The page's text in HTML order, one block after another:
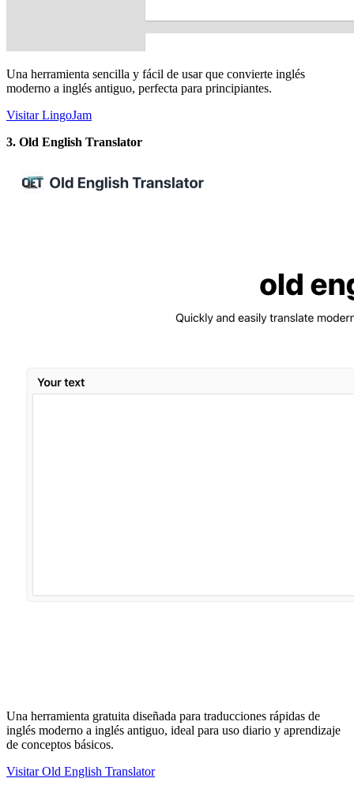
Una herramienta sencilla y fácil de usar que convierte inglés
moderno a inglés antiguo, perfecta para principiantes.
Visitar LingoJam
3. Old English Translator
Una herramienta gratuita diseñada para traducciones rápidas de
inglés moderno a inglés antiguo, ideal para uso diario y aprendizaje
de conceptos básicos.
Visitar Old English Translator